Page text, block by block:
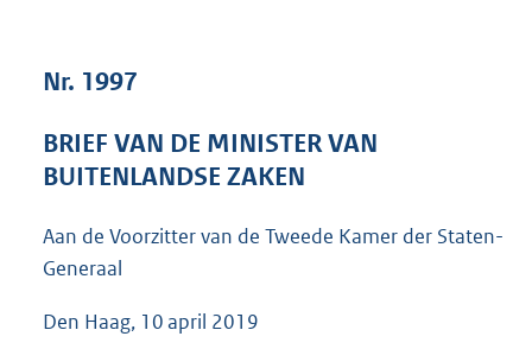
:
b
Nr. 1997
BRIEF VAN DE MINISTER VAN
BUITENLANDSE ZAKEN
Aan de Voorzitter van de Tweede Kamer der Staten-
Generaal
Den Haag, 10 april 2019